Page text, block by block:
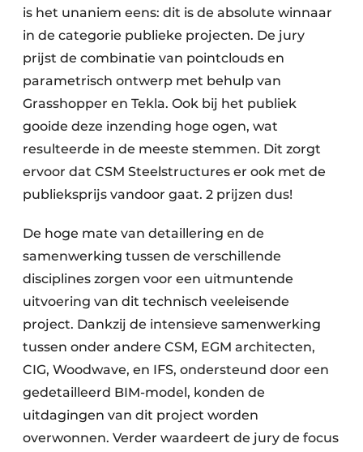
is het unaniem eens: dit is de absolute winnaar
in de categorie publieke projecten. De jury
prijst de combinatie van pointclouds en
parametrisch ontwerp met behulp van
Grasshopper en Tekla. Ook bij het publiek
gooide deze inzending hoge ogen, wat
resulteerde in de meeste stemmen. Dit zorgt
ervoor dat CSM Steelstructures er ook met de
publieksprijs vandoor gaat. 2 prijzen dus!
De hoge mate van detaillering en de
samenwerking tussen de verschillende
disciplines zorgen voor een uitmuntende
uitvoering van dit technisch veeleisende
project. Dankzij de intensieve samenwerking
tussen onder andere CSM, EGM architecten,
CIG, Woodwave, en IFS, ondersteund door een
gedetailleerd BIM-model, konden de
uitdagingen van dit project worden
overwonnen. Verder waardeert de jury de focus